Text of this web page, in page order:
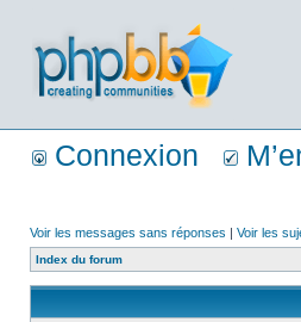
Connexion
Voir les messages sans réponses | Voir les
Index du forum